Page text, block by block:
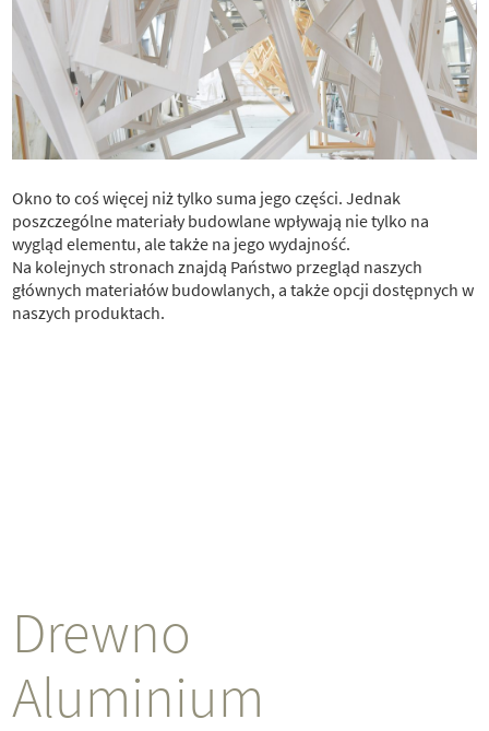
Okno to coś więcej niż tylko suma jego części. Jednak
poszczególne materiały budowlane wpływają nie tylko na
wygląd elementu, ale także na jego wydajność.
Na kolejnych stronach znajdą Państwo przegląd naszych
głównych materiałów budowlanych, a także opcji dostępnych w
naszych produktach.
Drewno
Aluminium